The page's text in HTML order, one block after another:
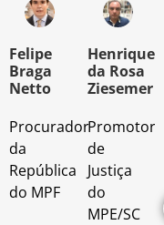
Felipe
Braga
Netto
Procurador
da
República
do MPF
Henrique
da Rosa
Ziesemer
Promotor
de
Justiça
do
MPE/SC